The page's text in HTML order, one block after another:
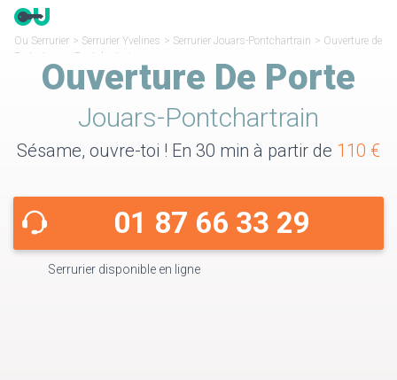
Ou Serrurier > Serrurier Yvelines > Serrurier Jouars-Pontchartrain > Ouverture de
Porte Jouars-Pontchartrain
Ouverture De Porte
Jouars-Pontchartrain
Sésame, ouvre-toi ! En 30 min à partir de 110 €
01 87 66 33 29
Serrurier disponible en ligne